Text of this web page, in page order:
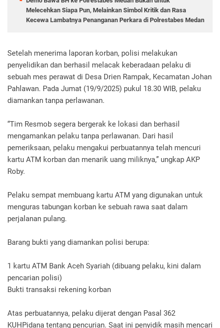
Melecehkan Siapa Pun, Melainkan Simbol Kritik dan Rasa
Kecewa Lambatnya Penanganan Perkara di Polrestabes Medan
Setelah menerima laporan korban, polisi melakukan
penyelidikan dan berhasil melacak keberadaan pelaku di
sebuah mes perawat di Desa Drien Rampak, Kecamatan Johan
Pahlawan. Pada Jumat (19/9/2025) pukul 18.30 WIB, pelaku
diamankan tanpa perlawanan.
“Tim Resmob segera bergerak ke lokasi dan berhasil
mengamankan pelaku tanpa perlawanan. Dari hasil
pemeriksaan, pelaku mengakui perbuatannya telah mencuri
kartu ATM korban dan menarik uang miliknya,” ungkap AKP
Roby.
Pelaku sempat membuang kartu ATM yang digunakan untuk
menguras tabungan korban ke sebuah rawa saat dalam
perjalanan pulang.
Barang bukti yang diamankan polisi berupa:
1 kartu ATM Bank Aceh Syariah (dibuang pelaku, kini dalam
pencarian polisi)
Bukti transaksi rekening korban
Atas perbuatannya, pelaku dijerat dengan Pasal 362
KUHPidana tentang pencurian. Saat ini penyidik masih mencari